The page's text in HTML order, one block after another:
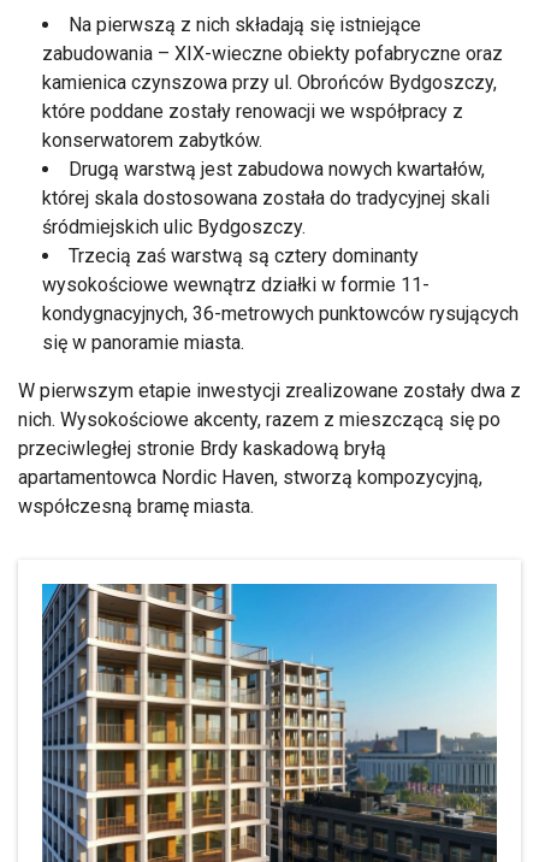
Na pierwszą z nich składają się istniejące
zabudowania – XIX-wieczne obiekty pofabryczne oraz
kamienica czynszowa przy ul. Obrońców Bydgoszczy,
które poddane zostały renowacji we współpracy z
konserwatorem zabytków.
Drugą warstwą jest zabudowa nowych kwartałów,
której skala dostosowana została do tradycyjnej skali
śródmiejskich ulic Bydgoszczy.
Trzecią zaś warstwą są cztery dominanty
wysokościowe wewnątrz działki w formie 11-
kondygnacyjnych, 36-metrowych punktowców rysujących
się w panoramie miasta.
W pierwszym etapie inwestycji zrealizowane zostały dwa z
nich. Wysokościowe akcenty, razem z mieszczącą się po
przeciwległej stronie Brdy kaskadową bryłą
apartamentowca Nordic Haven, stworzą kompozycyjną,
współczesną bramę miasta.